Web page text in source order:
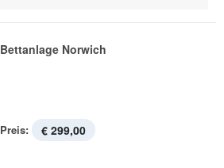
Bettanlage Norwich
Preis: € 299,00